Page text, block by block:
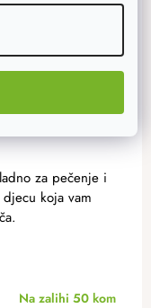
Na zalihi 50 kom
za pečenje i
koja vam